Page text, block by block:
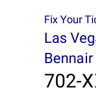
Fix Your
Las
Bennair
702-